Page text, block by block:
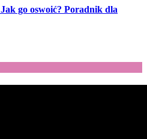
go oswoić? Poradnik dla